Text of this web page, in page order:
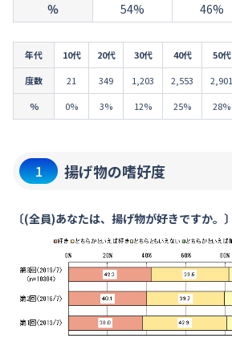
％
54% 46%
年代 10代 20代 30代 40代 50代
度数
21 349 1,203 2,553 2,901
％
0% 3% 12% 25% 28%
1 揚げ物の嗜好度
〔(全員)あなたは、揚げ物が好きですか。〕